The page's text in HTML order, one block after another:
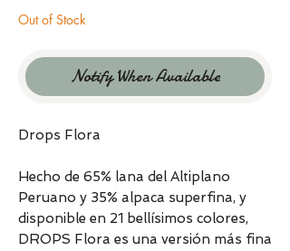
Out of Stock
Notify When Available
Drops Flora
Hecho de 65% lana del Altiplano
Peruano y 35% alpaca superfina, y
disponible en 21 bellísimos colores,
DROPS Flora es una versión más fina